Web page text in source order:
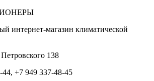
интернет-магазин климатической
138
+7 949 337-48-45